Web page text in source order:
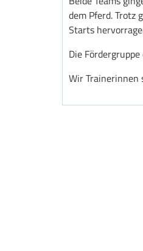
dem Pferd. Trotz
Starts
Die
Wir Trainerinnen